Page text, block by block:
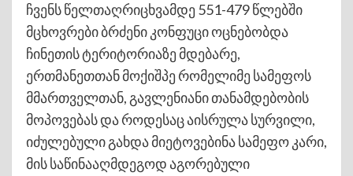
ჩვენს წელთაღრიცხვამდე 551-479 წლებში
მცხოვრები ბრძენი კონფუცი ოცნებობდა
ჩინეთის ტერიტორიაზე მდებარე,
ერთმანეთთან მოქიშპე რომელიმე სამეფოს
მმართველთან, გავლენიანი თანამდებობის
მოპოვებას და როდესაც აისრულა სურვილი,
იძულებული გახდა მიეტოვებინა სამეფო კარი,
მის საწინააღმდეგოდ აგორებული